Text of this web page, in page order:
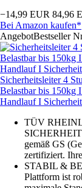
−14,99 EUR 84,96
Bei Amazon kaufen*
AngebotBestseller
Sicherheitsleiter 4
Belastbar bis 150kg
Handlauf I
TÜV
SICHERHEIT
gemäß GS
zertifiziert.
STABIL &
Plattform ist